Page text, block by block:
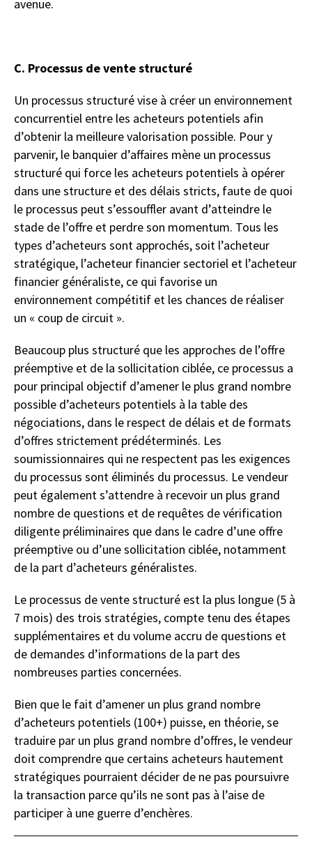
avenue.
C. Processus de vente structuré
Un processus structuré vise à créer un environnement
concurrentiel entre les acheteurs potentiels afin
d’obtenir la meilleure valorisation possible. Pour y
parvenir, le banquier d’affaires mène un processus
structuré qui force les acheteurs potentiels à opérer
dans une structure et des délais stricts, faute de quoi
le processus peut s’essouffler avant d’atteindre le
stade de l’offre et perdre son momentum. Tous les
types d’acheteurs sont approchés, soit l’acheteur
stratégique, l’acheteur financier sectoriel et l’acheteur
financier généraliste, ce qui favorise un
environnement compétitif et les chances de réaliser
un « coup de circuit ».
Beaucoup plus structuré que les approches de l’offre
préemptive et de la sollicitation ciblée, ce processus a
pour principal objectif d’amener le plus grand nombre
possible d’acheteurs potentiels à la table des
négociations, dans le respect de délais et de formats
d’offres strictement prédéterminés. Les
soumissionnaires qui ne respectent pas les exigences
du processus sont éliminés du processus. Le vendeur
peut également s’attendre à recevoir un plus grand
nombre de questions et de requêtes de vérification
diligente préliminaires que dans le cadre d’une offre
préemptive ou d’une sollicitation ciblée, notamment
de la part d’acheteurs généralistes.
Le processus de vente structuré est la plus longue (5 à
7 mois) des trois stratégies, compte tenu des étapes
supplémentaires et du volume accru de questions et
de demandes d’informations de la part des
nombreuses parties concernées.
Bien que le fait d’amener un plus grand nombre
d’acheteurs potentiels (100+) puisse, en théorie, se
traduire par un plus grand nombre d’offres, le vendeur
doit comprendre que certains acheteurs hautement
stratégiques pourraient décider de ne pas poursuivre
la transaction parce qu’ils ne sont pas à l’aise de
participer à une guerre d’enchères.